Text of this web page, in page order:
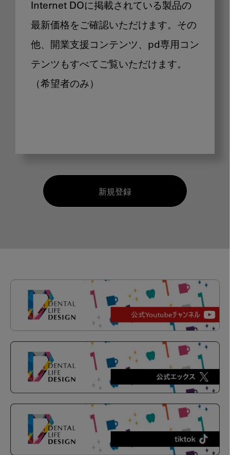
Internet DOに掲載されている製品の
最新価格をご確認いただけます。その
他、開業支援コンテンツ、pd専用コン
テンツもすべてご覧いただけます。
（希望者のみ）
新規登録